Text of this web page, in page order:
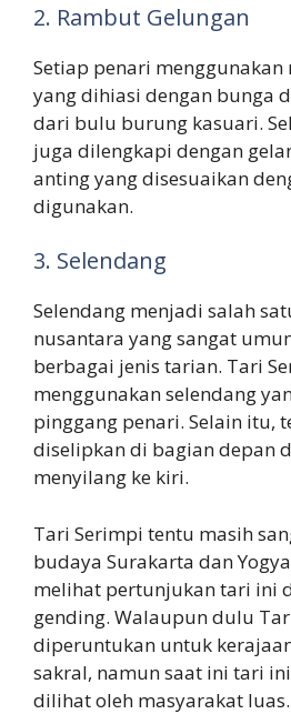
2. Rambut Gelungan
Setiap penari
yang dihiasi dengan bunga
dari bulu burung kasuari.
juga dilengkapi dengan
anting yang disesuaikan
digunakan.
3. Selendang
Selendang menjadi salah
nusantara yang sangat
berbagai jenis tarian. Tari
menggunakan selendang
pinggang penari. Selain itu,
diselipkan di bagian depan
menyilang ke kiri.
Tari Serimpi tentu masih
budaya Surakarta dan
melihat pertunjukan tari ini
gending. Walaupun dulu
diperuntukan untuk
sakral, namun saat ini tari
dilihat oleh masyarakat luas.